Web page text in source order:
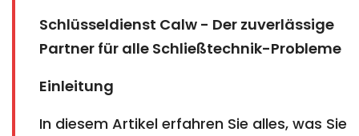
Schlüsseldienst Calw - Der zuverlässige
Partner für alle Schließtechnik-Probleme
Einleitung
In diesem Artikel erfahren Sie alles, was Sie